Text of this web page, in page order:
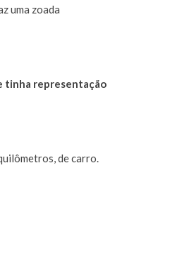
uma zoada
tinha representação
de carro.